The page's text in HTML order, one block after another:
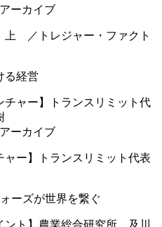
ーカイブ
上 ／トレジャー・ファクト
る経営
ーカイブ
ャー】トランスリミット代表
ーズが世界を繋ぐ